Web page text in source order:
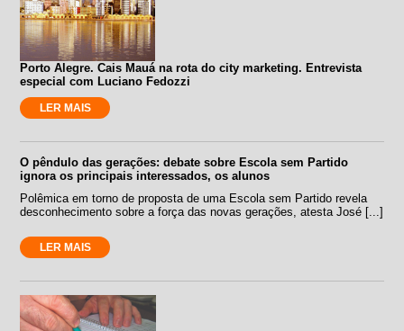
Porto Alegre. Cais Mauá na rota do city marketing. Entrevista
especial com Luciano Fedozzi
LER MAIS
O pêndulo das gerações: debate sobre Escola sem Partido
ignora os principais interessados, os alunos
Polêmica em torno de proposta de uma Escola sem Partido revela
desconhecimento sobre a força das novas gerações, atesta José [...]
LER MAIS